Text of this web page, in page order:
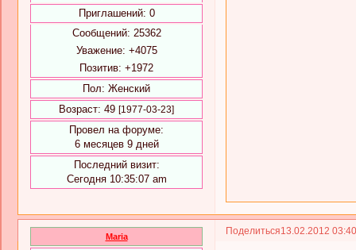
Приглашений: 0
Сообщений: 25362
Уважение: +4075
Позитив: +1972
Пол: Женский
Возраст: 49 [1977-03-23]
Провел на форуме:
6 месяцев 9 дней
Последний визит:
Сегодня 10:35:07 am
Поделиться13.02.2012
Maria